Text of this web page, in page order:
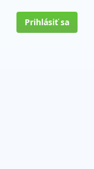
Prihlásiť sa